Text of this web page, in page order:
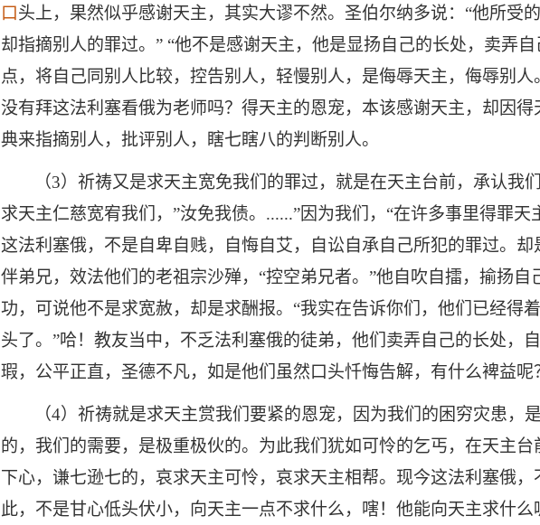
口头上，果然似乎感谢天主，其实大谬不然。圣伯尔纳多说：“他所受的
却指摘别人的罪过。” “他不是感谢天主，他是显扬自己的长处，卖弄自
点，将自己同别人比较，控告别人，轻慢别人，是侮辱天主，侮辱别人
没有拜这法利塞看俄为老师吗？得天主的恩宠，本该感谢天主，却因得
典来指摘别人，批评别人，瞎七瞎八的判断别人。
（3）祈祷又是求天主宽免我们的罪过，就是在天主台前，承认我们
求天主仁慈宽宥我们，”汝免我债。......”因为我们，“在许多事里得罪天
这法利塞俄，不是自卑自贱，自悔自艾，自讼自承自己所犯的罪过。却
伴弟兄，效法他们的老祖宗沙殚，“控空弟兄者。”他自吹自擂，揄扬自
功，可说他不是求宽赦，却是求酬报。“我实在告诉你们，他们已经得
头了。”哈！教友当中，不乏法利塞俄的徒弟，他们卖弄自己的长处，
瑕，公平正直，圣德不凡，如是他们虽然口头忏悔告解，有什么裨益呢
（4）祈祷就是求天主赏我们要紧的恩宠，因为我们的困穷灾患，
的，我们的需要，是极重极伙的。为此我们犹如可怜的乞丐，在天主台
下心，谦七逊七的，哀求天主可怜，哀求天主相帮。现今这法利塞俄，
此，不是甘心低头伏小，向天主一点不求什么，嗐！他能向天主求什么